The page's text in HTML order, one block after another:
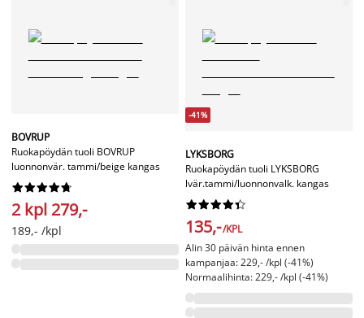
BOVRUP
Ruokapöydän tuoli BOVRUP
luonnonvär. tammi/beige kangas






2 kpl 279,-
189,- /kpl
-41%
LYKSBORG
Ruokapöydän tuoli LYKSBORG
lvär.tammi/luonnonvalk. kangas






135,-/KPL
Alin 30 päivän hinta ennen
kampanjaa: 229,- /kpl (-41%)
Normaalihinta: 229,- /kpl (-41%)